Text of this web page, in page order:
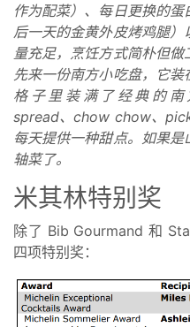
作为配菜）、每日更换的蛋
后一天的金黄外皮烤鸡腿
量充足，烹饪方式简朴但做
先来一份南方小吃盘，它
格子里装满了经典的南
spread、chow chow、
每天提供一种甜点。如果
轴菜了。
米其林特别奖
除了 Bib Gourmand 和
四项特别奖：